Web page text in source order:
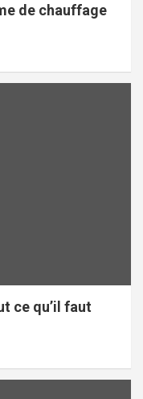
de chauffage
ce qu’il faut